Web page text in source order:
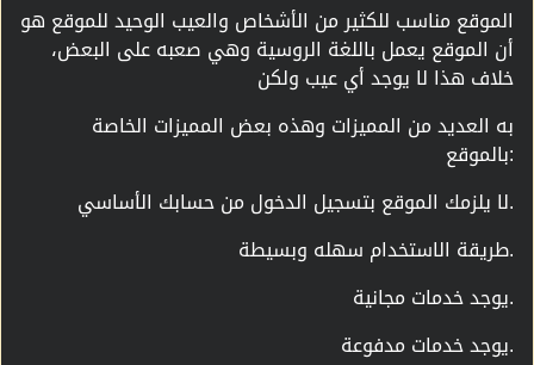
الموقع مناسب للكثير من الأشخاص والعيب الوحيد للموقع هو
أن الموقع يعمل باللغة الروسية وهي صعبه على البعض،
خلاف هذا لا يوجد أي عيب ولكن
به العديد من المميزات وهذه بعض المميزات الخاصة
بالموقع:
لا يلزمك الموقع بتسجيل الدخول من حسابك الأساسي.
طريقة الاستخدام سهله وبسيطة.
يوجد خدمات مجانية.
يوجد خدمات مدفوعة.